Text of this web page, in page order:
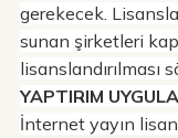
gerekecek.
sunan şirketleri
lisanslandırılması
YAPTIRIM
İnternet yayın